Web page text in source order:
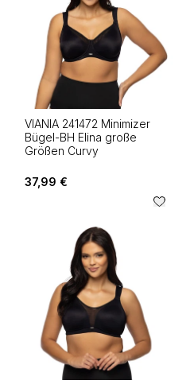
VIANIA 241472 Minimizer
Bügel-BH Elina große
Größen Curvy
37,99 €